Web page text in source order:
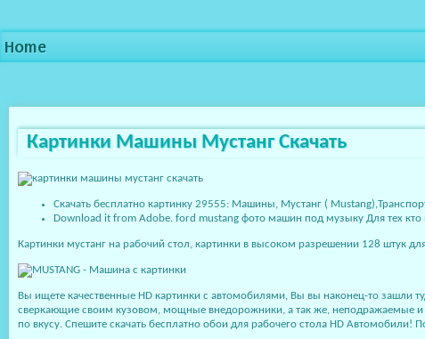
Home
Картинки Машины Мустанг Скачать
Скачать бесплатно картинку 29555: Машины, Мустанг (
Download it from Adobe. ford mustang фото машин под музыку Для тех
Картинки мустанг на рабочий стол, картинки в высоком разрешении 128 штук
Вы ищете качественные HD картинки с автомобилями, Вы вы наконец-то зашли
сверкающие своим кузовом, мощные внедорожники, а так же, неподражаемые и
по вкусу. Спешите скачать бесплатно обои для рабочего стола HD